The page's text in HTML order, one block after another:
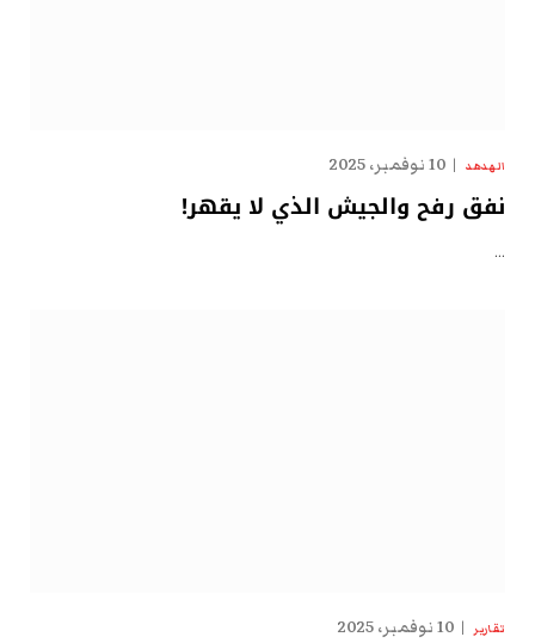
الهدهد 10 نوفمبر، 2025
نفق رفح والجيش الذي لا يقهر!
…
تقارير 10 نوفمبر، 2025